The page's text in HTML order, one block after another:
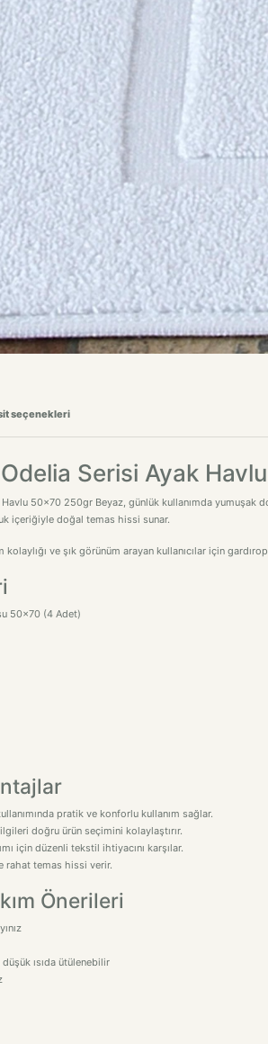
seçenekleri
Serisi Ayak
50x70 250gr Beyaz, günlük kullanımda yumuşak
içeriğiyle doğal temas hissi sunar.
kolaylığı ve şık görünüm arayan kullanıcılar için
50x70 (4 Adet)
pratik ve konforlu kullanım sağlar.
doğru ürün seçimini kolaylaştırır.
için düzenli tekstil ihtiyacını karşılar.
rahat temas hissi verir.
Önerileri
ısıda ütülenebilir